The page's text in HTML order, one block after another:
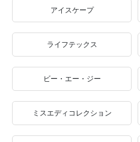
アイスケープ
ライフテックス
ビー・エー・ジー
ミスエディコレクション